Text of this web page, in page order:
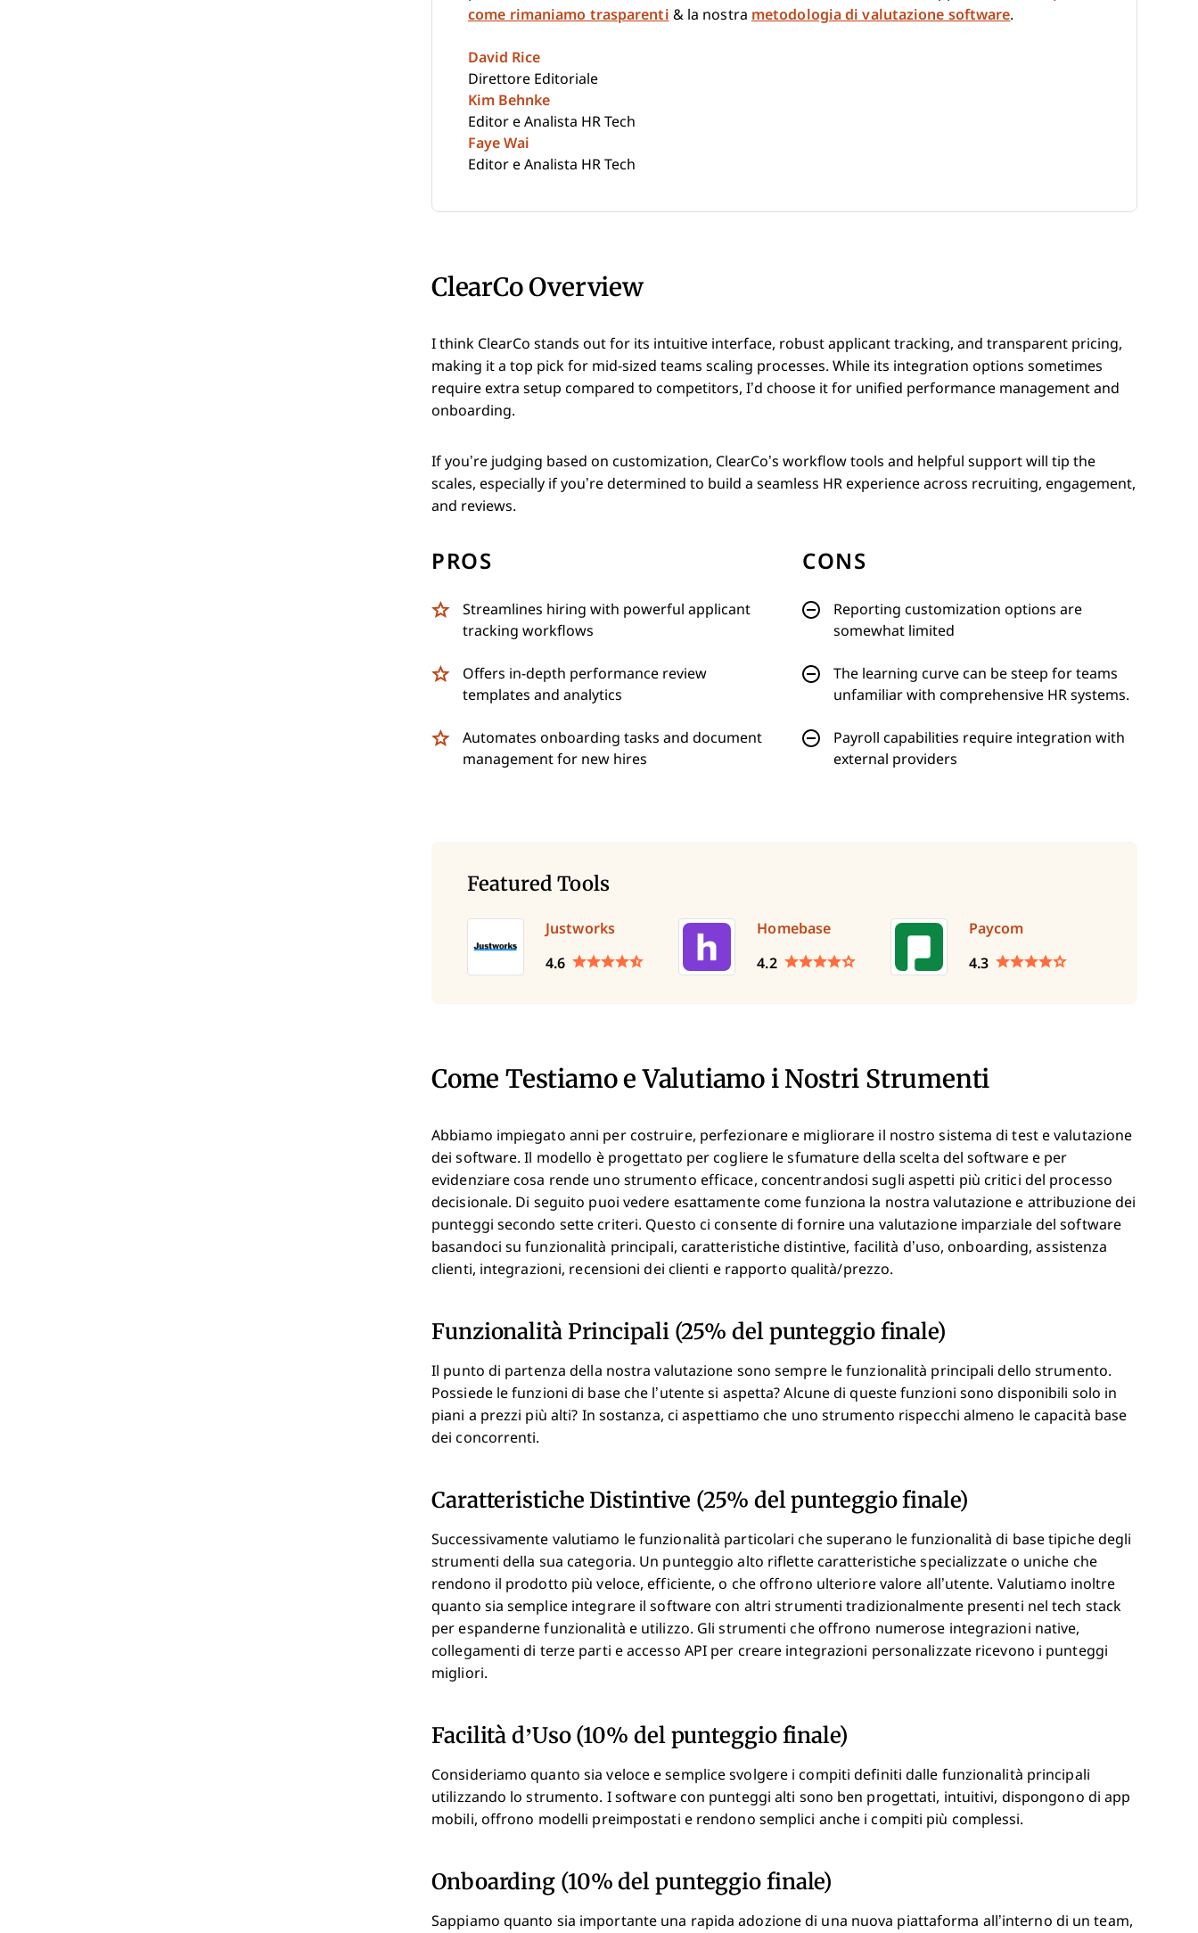
come rimaniamo trasparenti & la nostra metodologia di valutazione software.
David Rice
Direttore Editoriale
Kim Behnke
Editor e Analista HR Tech
Faye Wai
Editor e Analista HR Tech
ClearCo Overview
I think ClearCo stands out for its intuitive interface, robust applicant tracking, and transparent pricing,
making it a top pick for mid-sized teams scaling processes. While its integration options sometimes
require extra setup compared to competitors, I’d choose it for unified performance management and
onboarding.
If you’re judging based on customization, ClearCo’s workflow tools and helpful support will tip the
scales, especially if you’re determined to build a seamless HR experience across recruiting, engagement,
and reviews.
PROS
Streamlines hiring with powerful applicant
tracking workflows
Offers in-depth performance review
templates and analytics
Automates onboarding tasks and document
management for new hires
CONS
Reporting customization options are
somewhat limited
The learning curve can be steep for teams
unfamiliar with comprehensive HR systems.
Payroll capabilities require integration with
external providers
Featured Tools
Justworks
4.6
Homebase
4.2
Paycom
4.3
Come Testiamo e Valutiamo i Nostri Strumenti
Abbiamo impiegato anni per costruire, perfezionare e migliorare il nostro sistema di test e valutazione
dei software. Il modello è progettato per cogliere le sfumature della scelta del software e per
evidenziare cosa rende uno strumento efficace, concentrandosi sugli aspetti più critici del processo
decisionale. Di seguito puoi vedere esattamente come funziona la nostra valutazione e attribuzione dei
punteggi secondo sette criteri. Questo ci consente di fornire una valutazione imparziale del software
basandoci su funzionalità principali, caratteristiche distintive, facilità d’uso, onboarding, assistenza
clienti, integrazioni, recensioni dei clienti e rapporto qualità/prezzo.
Funzionalità Principali (25% del punteggio finale)
Il punto di partenza della nostra valutazione sono sempre le funzionalità principali dello strumento.
Possiede le funzioni di base che l’utente si aspetta? Alcune di queste funzioni sono disponibili solo in
piani a prezzi più alti? In sostanza, ci aspettiamo che uno strumento rispecchi almeno le capacità base
dei concorrenti.
Caratteristiche Distintive (25% del punteggio finale)
Successivamente valutiamo le funzionalità particolari che superano le funzionalità di base tipiche degli
strumenti della sua categoria. Un punteggio alto riflette caratteristiche specializzate o uniche che
rendono il prodotto più veloce, efficiente, o che offrono ulteriore valore all’utente. Valutiamo inoltre
quanto sia semplice integrare il software con altri strumenti tradizionalmente presenti nel tech stack
per espanderne funzionalità e utilizzo. Gli strumenti che offrono numerose integrazioni native,
collegamenti di terze parti e accesso API per creare integrazioni personalizzate ricevono i punteggi
migliori.
Facilità d’Uso (10% del punteggio finale)
Consideriamo quanto sia veloce e semplice svolgere i compiti definiti dalle funzionalità principali
utilizzando lo strumento. I software con punteggi alti sono ben progettati, intuitivi, dispongono di app
mobili, offrono modelli preimpostati e rendono semplici anche i compiti più complessi.
Onboarding (10% del punteggio finale)
Sappiamo quanto sia importante una rapida adozione di una nuova piattaforma all’interno di un team,